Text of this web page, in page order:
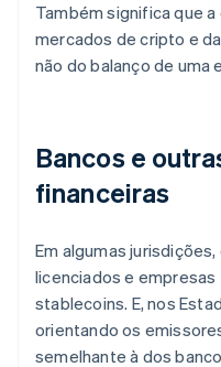
Também significa que
mercados de cripto e
não do balanço de uma
Bancos e
financeiras
Em algumas
licenciados e
stablecoins. E, nos
orientando os
semelhante à dos